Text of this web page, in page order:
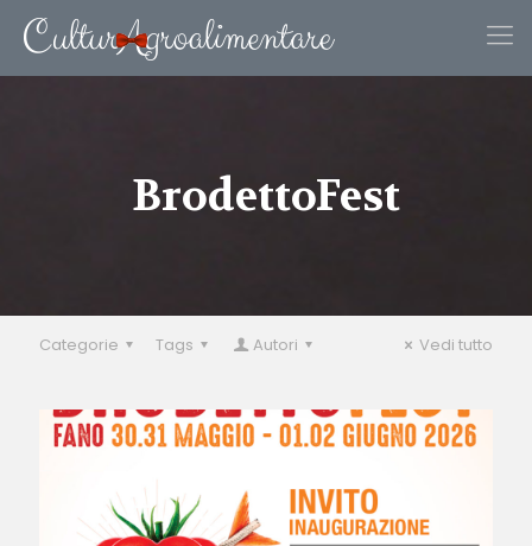
BrodettoFest
Categorie Tags Autori Vedi tutto